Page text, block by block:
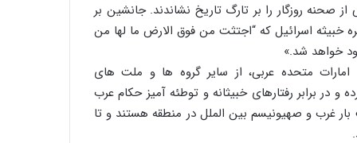
روزگار را بر تارگ تاریخ نشاندند. جانشین بر
خبیثه اسرائیل که “اجتثت من فوق الارض ما لها من
خواهد شد.»
متحده عربی، از سایر گروه ها و ملت های
در برابر رفتارهای خبیثانه و توطئه آمیز حکام عرب
غرب و صهیونیسم بین الملل در منطقه هستند و تا